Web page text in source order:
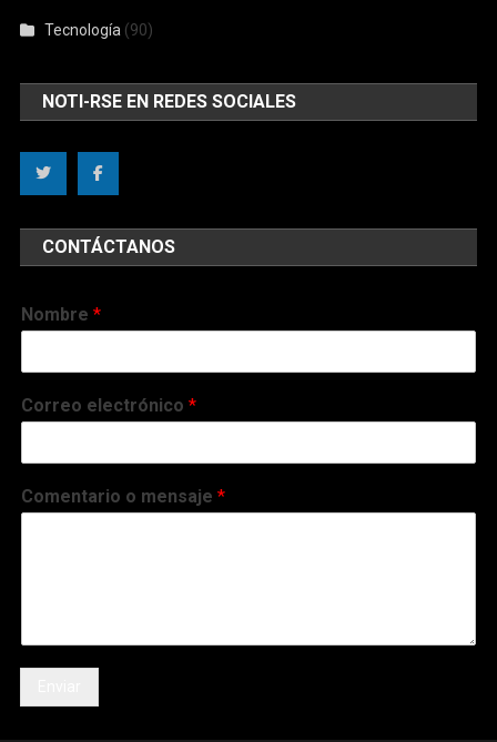
Tecnología (90)
NOTI-RSE EN REDES SOCIALES
CONTÁCTANOS
Nombre*
Correo electrónico*
Comentario o mensaje*